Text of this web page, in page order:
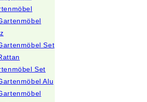
Set
Set
Alu